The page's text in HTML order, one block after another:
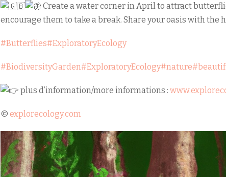
Create a water corner in April to attract
encourage them to take a break. Share your oasis with the
#Butterflies#ExploratoryEcology
#BiodiversityGarden#ExploratoryEcology#nature
plus d’information/more informations :
© explorecology.com